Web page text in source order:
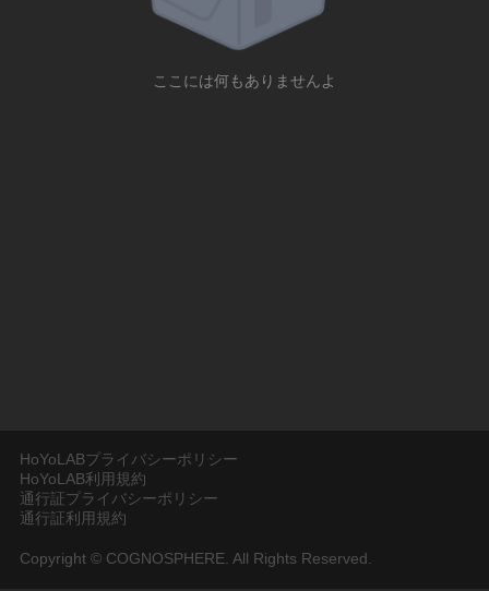
ここには何もありませんよ
HoYoLABプライバシーポリシー
HoYoLAB利用規約
通行証プライバシーポリシー
通行証利用規約
Copyright © COGNOSPHERE. All Rights Reserved.